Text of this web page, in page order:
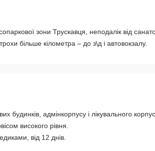
зони Трускавця, неподалік від
більше кілометра – до з\д і автовокзалу.
будинків, адмінкорпусу і лікувального
високого рівня.
від 12 днів.